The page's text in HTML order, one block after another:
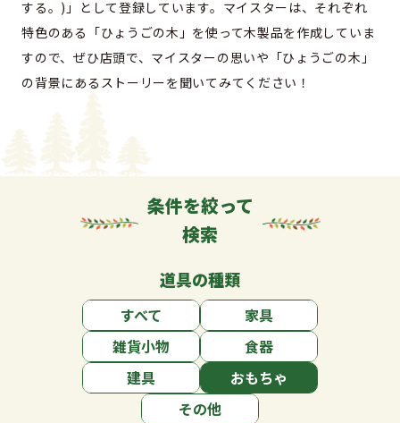
する。)」として登録しています。マイスターは、それぞれ
特色のある「ひょうごの木」を使って木製品を作成していま
すので、ぜひ店頭で、マイスターの思いや「ひょうごの木」
の背景にあるストーリーを聞いてみてください！
条件を絞って
検索
道具の種類
すべて
家具
雑貨小物
食器
建具
おもちゃ
その他